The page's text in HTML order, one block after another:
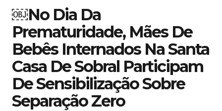
￼No Dia Da
Prematuridade, Mães De
Bebês Internados Na Santa
Casa De Sobral Participam
De Sensibilização Sobre
Separação Zero